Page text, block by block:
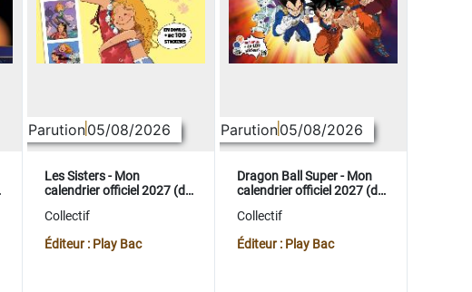
Parution05/08/2026
Les Sisters - Mon
calendrier officiel 2027 (de
Collectif
Éditeur : Play Bac
Parution05/08/2026
Dragon Ball Super - Mon
calendrier officiel 2027 (de
Collectif
Éditeur : Play Bac